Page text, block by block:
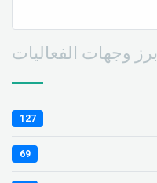
أبرز وجهات الفعاليات
127
69